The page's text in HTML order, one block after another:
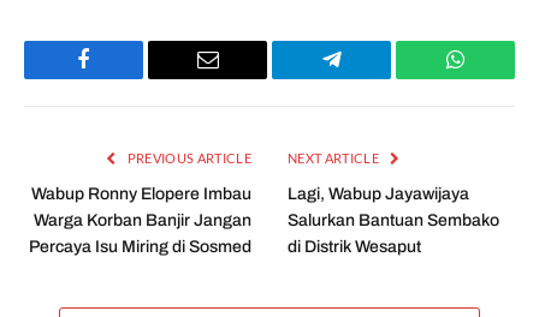
Facebook Email Telegram
PREVIOUS ARTICLE
Wabup Ronny Elopere Imbau
Warga Korban Banjir Jangan
Percaya Isu Miring di Sosmed
NEXT ARTICLE
Lagi, Wabup Jayawijaya
Salurkan Bantuan Sembako
di Distrik Wesaput